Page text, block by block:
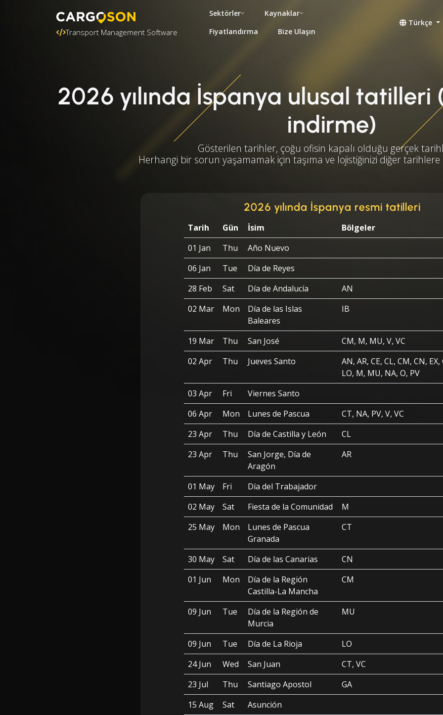
Transport Management Software
Sektörler
Kaynaklar
Fiyatlandırma
Bize Ulaşın
Türkçe
2026 yılında İspanya ulusal tatilleri
indirme)
Gösterilen tarihler, çoğu ofisin kapalı olduğu gerçek
Herhangi bir sorun yaşamamak için taşıma ve lojistiğinizi diğer tarihlere
2026 yılında İspanya resmi tatilleri
Tarih Gün İsim
Bölgeler
01 Jan
Thu
Año Nuevo
06 Jan
Tue
Día de Reyes
28 Feb
Sat Día de Andalucía
AN
02 Mar
Mon
Día de las Islas
Baleares
IB
19 Mar Thu San José
CM, M, MU, V, VC
02 Apr
Thu Jueves Santo
AN, AR, CE, CL, CM, CN, EX,
LO, M, MU, NA, O, PV
03 Apr
Fri
Viernes Santo
06 Apr
Mon Lunes de Pascua
CT, NA, PV, V, VC
23 Apr
Thu Día de Castilla y León
CL
23 Apr
Thu
San Jorge, Día de
Aragón
AR
01 May Fri
Día del Trabajador
02 May
Sat Fiesta de la Comunidad
M
25 May
Mon
Lunes de Pascua
Granada
CT
30 May Sat Día de las Canarias
CN
01 Jun
Mon
Día de la Región
Castilla-La Mancha
CM
09 Jun Tue
Día de la Región de
Murcia
MU
09 Jun Tue Día de La Rioja
LO
24 Jun
Wed San Juan
CT, VC
23 Jul
Thu Santiago Apostol
GA
15 Aug
Sat
Asunción